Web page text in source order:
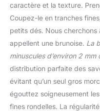
caractère et la texture.
Coupez-le en tranches
petits dés. Nous
appellent une brunoise. La
minuscules d’environ 2 mm
distribution parfaite des
évitant qu’un seul gros
égouttez soigneusement
fines rondelles. La